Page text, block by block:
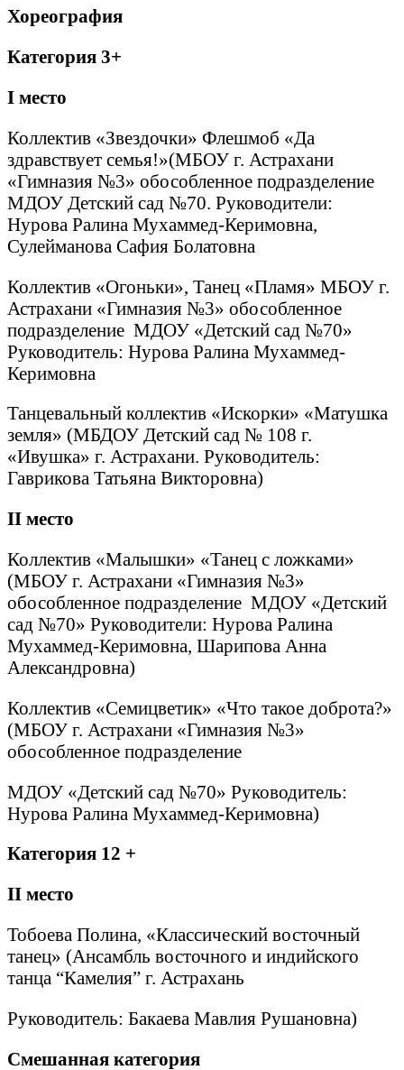
Хореография
Категория 3+
I место
Коллектив «Звездочки» Флешмоб «Да
здравствует семья!»(МБОУ г. Астрахани
«Гимназия №3» обособленное подразделение
МДОУ Детский сад №70. Руководители:
Нурова Ралина Мухаммед-Керимовна,
Сулейманова Сафия Болатовна
Коллектив «Огоньки», Танец «Пламя» МБОУ г.
Астрахани «Гимназия №3» обособленное
подразделение МДОУ «Детский сад №70»
Руководитель: Нурова Ралина Мухаммед-
Керимовна
Танцевальный коллектив «Искорки» «Матушка
земля» (МБДОУ Детский сад № 108 г.
«Ивушка» г. Астрахани. Руководитель:
Гаврикова Татьяна Викторовна)
II место
Коллектив «Малышки» «Танец с ложками»
(МБОУ г. Астрахани «Гимназия №3»
обособленное подразделение МДОУ «Детский
сад №70» Руководители: Нурова Ралина
Мухаммед-Керимовна, Шарипова Анна
Александровна)
Коллектив «Семицветик» «Что такое доброта?»
(МБОУ г. Астрахани «Гимназия №3»
обособленное подразделение
МДОУ «Детский сад №70» Руководитель:
Нурова Ралина Мухаммед-Керимовна)
Категория 12 +
II место
Тобоева Полина, «Классический восточный
танец» (Ансамбль восточного и индийского
танца “Камелия” г. Астрахань
Руководитель: Бакаева Мавлия Рушановна)
Смешанная категория